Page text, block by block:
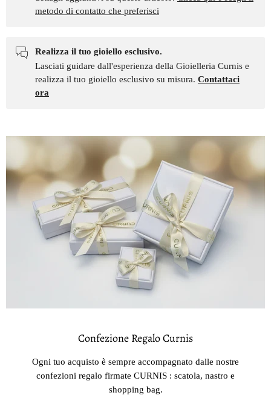
metodo di contatto che preferisci
Realizza il tuo gioiello esclusivo.
Lasciati guidare dall'esperienza della Gioielleria Curnis e
realizza il tuo gioiello esclusivo su misura. Contattaci
ora
Confezione Regalo Curnis
Ogni tuo acquisto è sempre accompagnato dalle nostre
confezioni regalo firmate CURNIS : scatola, nastro e
shopping bag.